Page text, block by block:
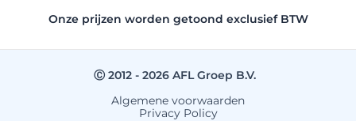
Onze prijzen worden getoond exclusief BTW
Ⓒ 2012 - 2026 AFL Groep B.V.
Algemene voorwaarden
Privacy Policy